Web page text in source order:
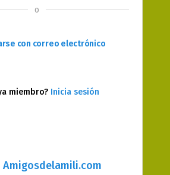
Amigosdelamili.com
o
con correo electrónico
miembro? Inicia sesión